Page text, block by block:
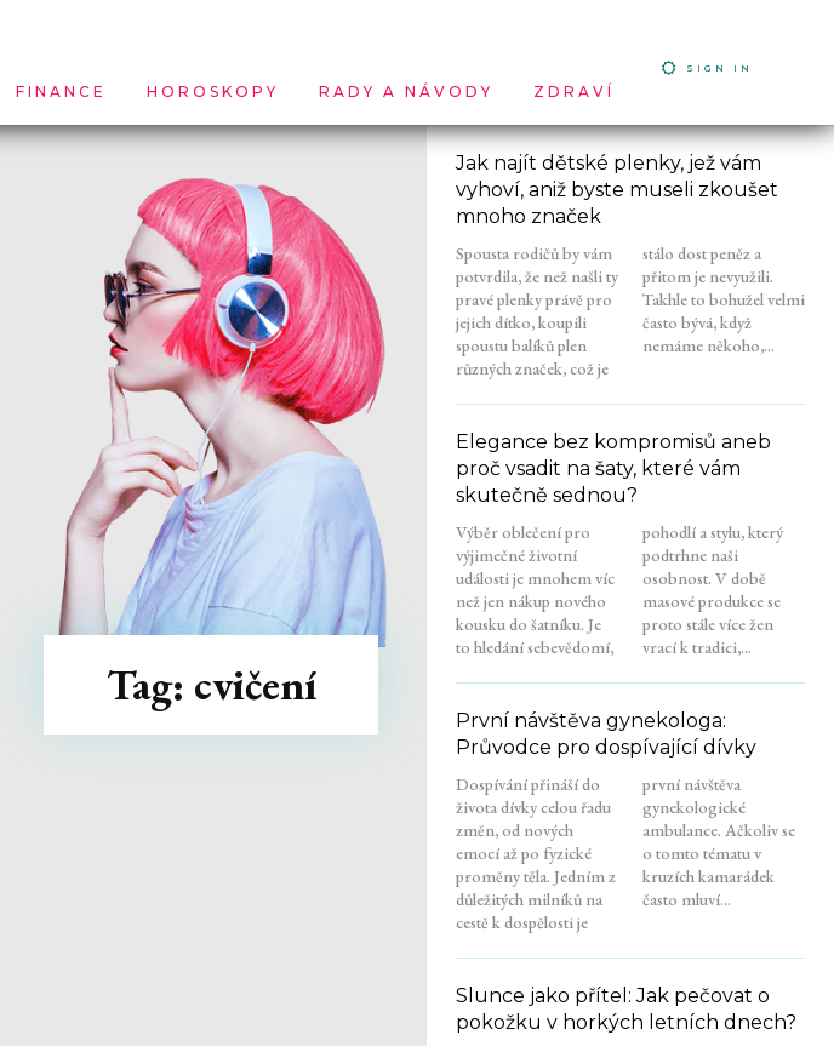
FINANCE HOROSKOPY RADY A NÁVODY ZDRAVÍ
SIGN IN
Tag: cvičení
Jak najít dětské plenky, jež vám
vyhoví, aniž byste museli zkoušet
mnoho značek
Spousta rodičů by vám
potvrdila, že než našli ty
pravé plenky právě pro
jejich dítko, koupili
spoustu balíků plen
různých značek, což je
stálo dost peněz a
přitom je nevyužili.
Takhle to bohužel velmi
často bývá, když
nemáme někoho,...
Elegance bez kompromisů aneb
proč vsadit na šaty, které vám
skutečně sednou?
Výběr oblečení pro
výjimečné životní
události je mnohem víc
než jen nákup nového
kousku do šatníku. Je
to hledání sebevědomí,
pohodlí a stylu, který
podtrhne naši
osobnost. V době
masové produkce se
proto stále více žen
vrací k tradici,...
První návštěva gynekologa:
Průvodce pro dospívající dívky
Dospívání přináší do
života dívky celou řadu
změn, od nových
emocí až po fyzické
proměny těla. Jedním z
důležitých milníků na
cestě k dospělosti je
první návštěva
gynekologické
ambulance. Ačkoliv se
o tomto tématu v
kruzích kamarádek
často mluví...
Slunce jako přítel: Jak pečovat o
pokožku v horkých letních dnech?